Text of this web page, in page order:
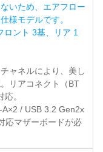
いため、エアフロー
様モデルです。
ロント 3基、リア 1
ャネルにより、美し
リアコネクト（BT
。
/ USB 3.2 Gen2x
応マザーボードが必